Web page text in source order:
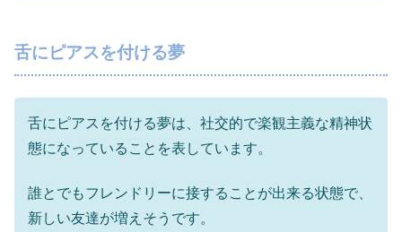
舌にピアスを付ける夢
舌にピアスを付ける夢は、社交的で楽観主義な精神状
態になっていることを表しています。
誰とでもフレンドリーに接することが出来る状態で、
新しい友達が増えそうです。